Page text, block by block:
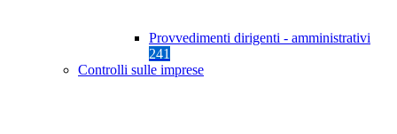
Provvedimenti dirigenti - amministrativi
241
Controlli sulle imprese